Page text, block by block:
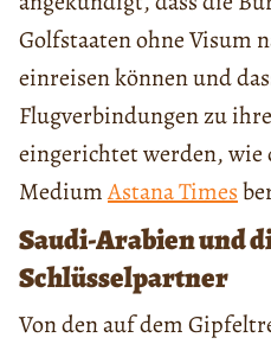
Golfstaaten ohne Visum
einreisen können und
Flugverbindungen zu
eingerichtet werden, wie
MediumAstana Times
Saudi-Arabien und
Schlüsselpartner
Von den auf dem